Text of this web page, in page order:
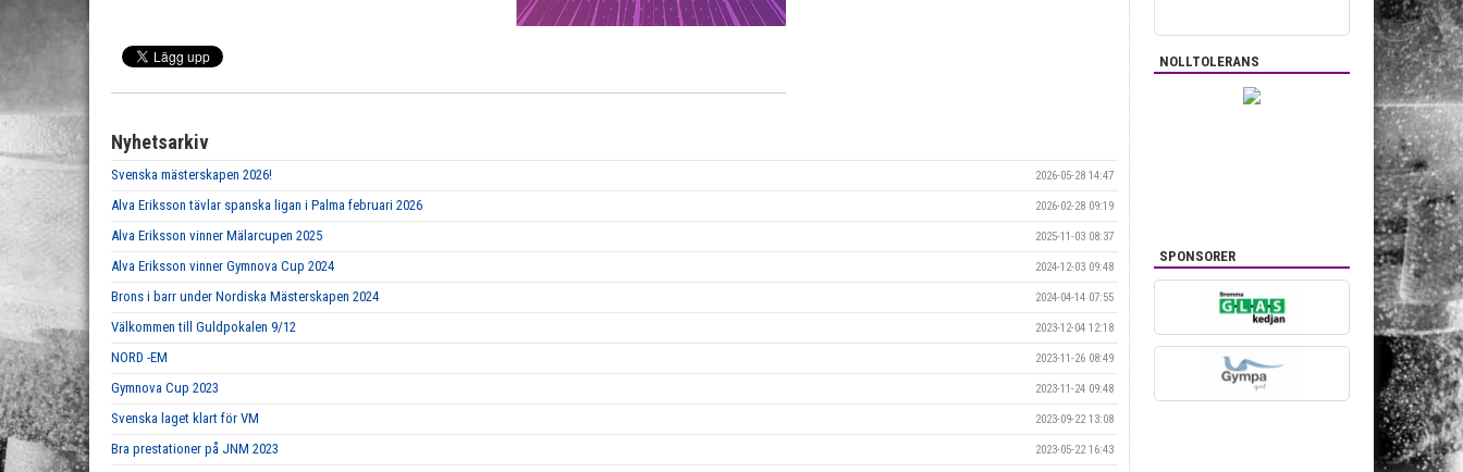
Nyhetsarkiv
Svenska mästerskapen 2026! 2026-05-28 14:47
Alva Eriksson tävlar spanska ligan i Palma februari 2026 2026-02-28 09:19
Alva Eriksson vinner Mälarcupen 2025 2025-11-03 08:37
Alva Eriksson vinner Gymnova Cup 2024 2024-12-03 09:48
Brons i barr under Nordiska Mästerskapen 2024 2024-04-14 07:55
Välkommen till Guldpokalen 9/12 2023-12-04 12:18
NORD -EM 2023-11-26 08:49
Gymnova Cup 2023 2023-11-24 09:48
Svenska laget klart för VM 2023-09-22 13:08
Bra prestationer på JNM 2023 2023-05-22 16:43
NOLLTOLERANS
SPONSORER